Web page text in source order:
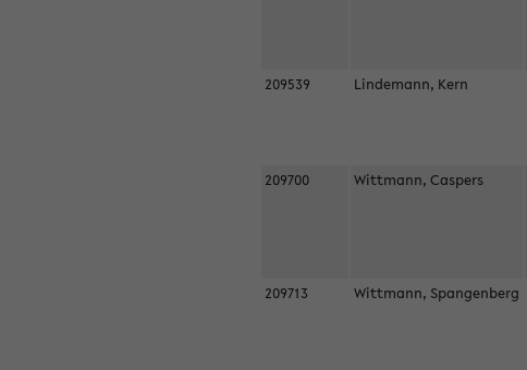
209539 Lindemann, Kern
209700 Wittmann, Caspers
209713 Wittmann, Spangenberg